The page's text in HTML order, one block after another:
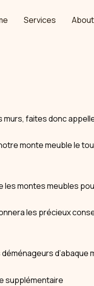
Services
faites donc
monte meuble le
montes meubles
les précieux
supplémentaire